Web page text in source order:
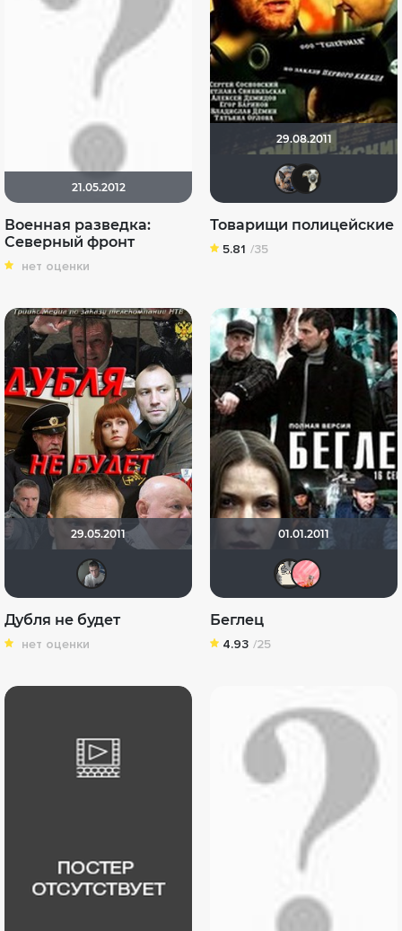
21.05.2012
Военная разведка:
Северный фронт
нет оценки
29.08.2011
Товарищи полицейские
5.81 /35
29.05.2011
Дубля не будет
нет оценки
01.01.2011
Беглец
4.93 /25